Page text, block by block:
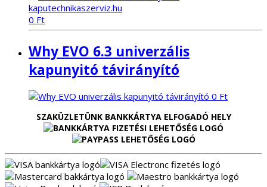
0 Ft
Why EVO 6.3 univerzális
kapunyitó távirányító
0 Ft
SZAKÜZLETÜNK BANKKÁRTYA ELFOGADÓ HELY